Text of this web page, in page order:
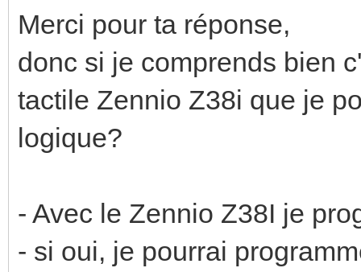
Merci pour ta réponse,
donc si je comprends bien
tactile Zennio Z38i que je
logique?
- Avec le Zennio Z38I je
- si oui, je pourrai